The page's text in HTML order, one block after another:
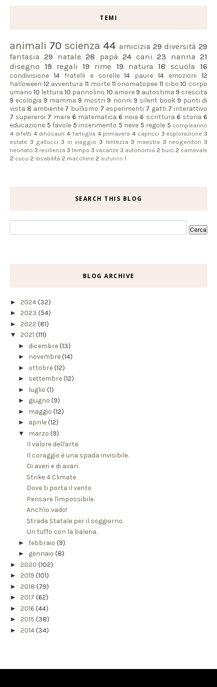
TEMI
animali 70 scienza 44 amicizia 29 diversità 29
fantasia
29 natale 28 papà 24 cani 23 nanna 21
disegno
19 regali 19 rime 19 natura 18 scuola 16
condivisione 14 fratelli e sorelle 14 paure 14 emozioni
12
halloween 12 avventura 11 morte 11 onomatopee 11 cibo 10 corpo
umano 10 lettura 10 pannolino 10 amore 9 autostima 9 crescita
9 ecologia 9 mamma 9 mostri 9 nonni 9 silent book 9 punti di
vista 8 ambiente 7 bullismo 7 esperimenti 7 gatti 7 interattivo
7 supereroi 7 mare 6 matematica 6 noia 6 scrittura 6 storia 6
educazione 5 favole 5 inserimento 5 neve 5 regole 5 compleanno
4 difetti 4 dinosauri 4 famiglia 4 primavera 4 capricci 3 esplorazione 3
estate 3 gallucci 3 in viaggio 3 lentezza 3 maestra 3 neogenitori 3
neonato 3 resilienza 3 tempo 3 vacanze 3 autonomia 2 buio 2 carnevale
2 cucu 2 disabilità 2 macchine 2 autunno 1
SEARCH THIS BLOG
BLOG ARCHIVE
► 2024(32)
► 2023 (54)
► 2022 (81)
▼ 2021 (111)
► dicembre(13)
► novembre(14)
► ottobre(12)
► settembre(12)
► luglio (1)
► giugno (9)
► maggio (12)
► aprile(12)
▼ marzo (9)
Il valore dell'arte.
Il coraggio è una spada invisibile.
Di averi e di avari.
Strike 4 Climate
Dove ti porta il vento
Pensare l'impossibile.
Anch'io vado!
Strada Statale per il soggiorno.
Un tuffo con la balena.
► febbraio (9)
► gennaio (8)
► 2020 (102)
► 2019 (101)
► 2018 (79)
► 2017 (62)
► 2016 (44)
► 2015 (38)
► 2014(34)